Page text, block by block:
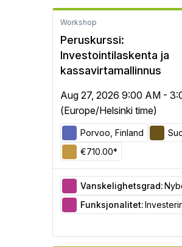
Workshop
Peruskurssi:
Investointilaskenta ja
kassavirtamallinnus
Aug 27, 2026 9:00 AM -
(Europe/Helsinki time)
Porvoo, Finland
€710.00*
Vanskelighetsgrad:
Funksjonalitet: